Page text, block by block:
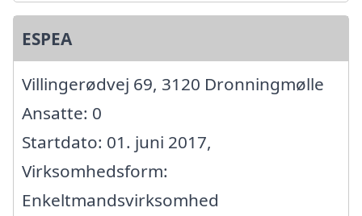
ESPEA
Villingerødvej 69, 3120 Dronningmølle
Ansatte: 0
Startdato: 01. juni 2017,
Virksomhedsform:
Enkeltmandsvirksomhed